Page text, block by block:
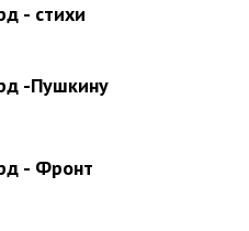
- стихи
-Пушкину
- Фронт